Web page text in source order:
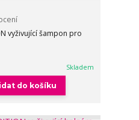
vyživující šampon pro
Skladem
do košíku